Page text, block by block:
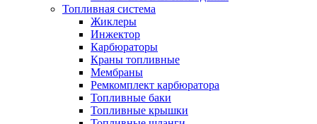
Топливная система
Жиклеры
Инжектор
Карбюраторы
Краны топливные
Мембраны
Ремкомплект карбюратора
Топливные баки
Топливные крышки